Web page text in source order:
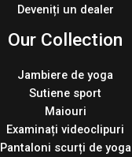
Deveniți un dealer
Our Collection
Jambiere de yoga
Sutiene sport
Maiouri
Examinați videoclipuri
Pantaloni scurți de yoga